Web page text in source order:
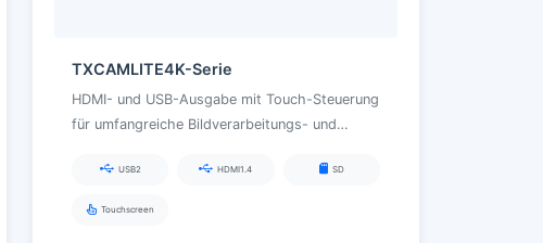
TXCAMLITE4K-Serie
HDMI- und USB-Ausgabe mit Touch-Steuerung
für umfangreiche Bildverarbeitungs- und
wissenschaftlicher Bildgebung
USB2 HDMI1.4 SD
Touchscreen